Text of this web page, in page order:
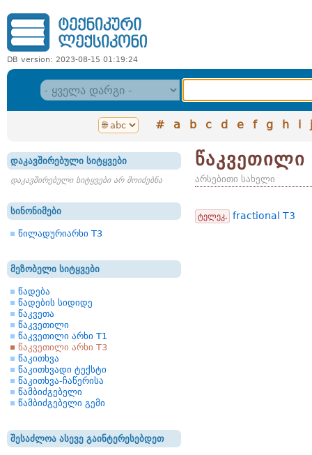
DB version: 2023-08-15 01:19:24
# a b c d e f g h i j
დაკავშირებული სიტყვები
დაკავშირებული სიტყვები არ მოიძებნა
სინონიმები
წილადურიარხი Т3
მეზობელი სიტყვები
წადება
წადების სიდიდე
წაკვეთა
წაკვეთილი
წაკვეთილი არხი Т1
წაკვეთილი არხი Т3
წაკითხვა
წაკითხვადი ტექსტი
წაკითხვა-ჩაწერისა
წამბიძგებელი
წამბიძგებელი გემი
შესაძლოა ასევე გაინტერესებდეთ
არსებითი სახელი
ტელეკ. fractional T3